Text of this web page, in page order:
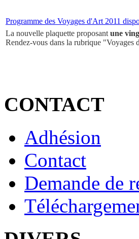
Programme des Voyages d'Art 2011
La nouvelle plaquette proposantune
Rendez-vous dans la rubrique "Voyages
CONTACT
Adhésion
Contact
Demande de